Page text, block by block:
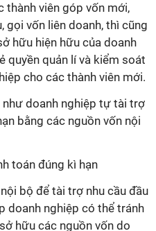
thành viên góp vốn mới,
gọi vốn liên doanh, thì cũng
hữu hiện hữu của doanh
quyền quản lívà kiểm soát
cho các thành viên mới.
như doanh nghiệp tự tài trợ
bằng các nguồn vốn nội
toán đúng kì hạn
bộ để tài trợ nhu cầu đầu
doanh nghiệp có thể tránh
hữu các nguồn vốn do